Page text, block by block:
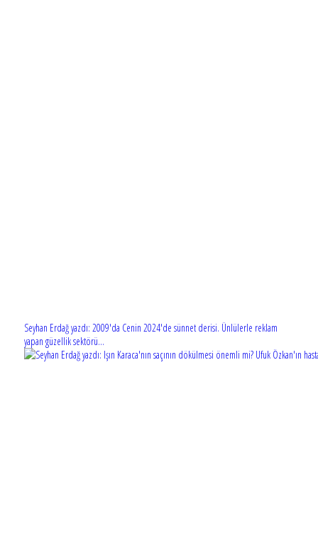
Seyhan Erdağ yazdı: 2009'da Cenin 2024'de sünnet derisi. Ünlülerle reklam
yapan güzellik sektörü...